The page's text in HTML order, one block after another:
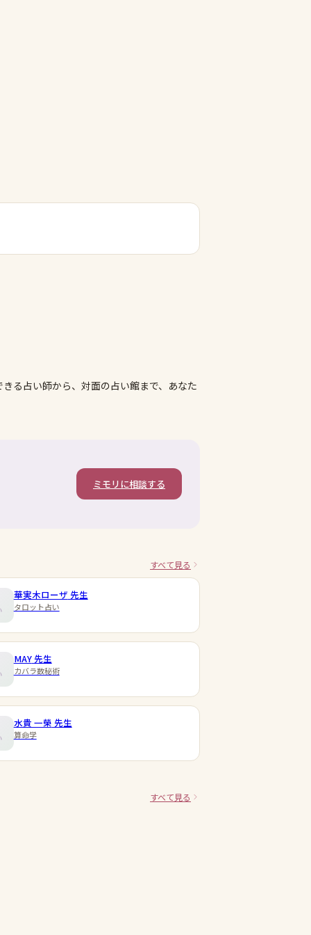
る占い師から、対面の占い館まで、あなた
ミモリに相談する
すべて見る
華実木ローザ 先生
タロット占い
MAY先生
カバラ数秘術
水貴 一榮 先生
算命学
すべて見る